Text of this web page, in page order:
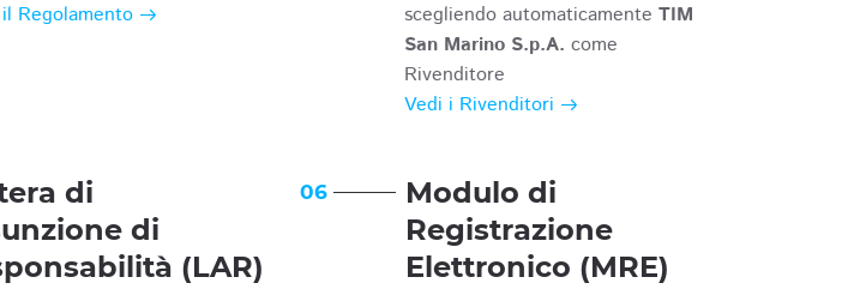
Regolamento
scegliendo automaticamente TIM
San Marino S.p.A. come
Rivenditore
Vedi i Rivenditori
di
di
(LAR)
06
Modulo di
Registrazione
Elettronico (MRE)